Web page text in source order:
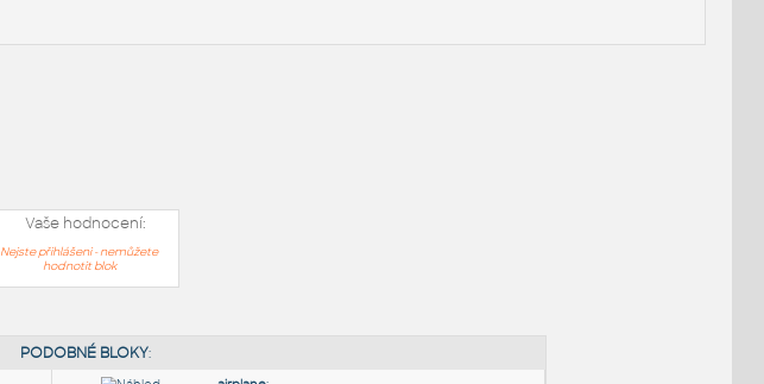
Vaše hodnocení:
Nejste přihlášeni - nemůžete
hodnotit blok